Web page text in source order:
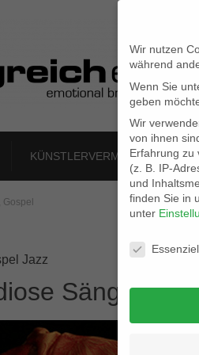
KÜNSTLERVERMITTLUNG
Jazz
Sängerin,
Wir nutzen
während
Wenn Sie
geben
Wir
von ihnen
Erfahrung zu
(z. B. IP-
und
finden Sie in
unter